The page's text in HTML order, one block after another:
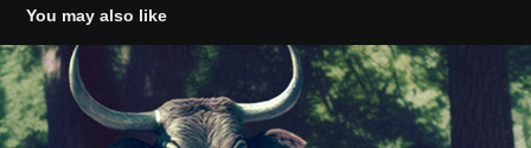
You may also like